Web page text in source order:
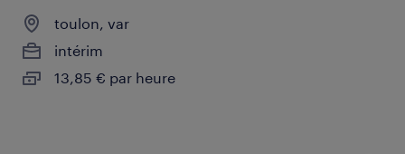
toulon, var
intérim
13,85 € par heure